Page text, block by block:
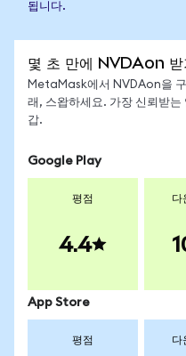
됩니다.
몇 초 만에 NVDAon 받
MetaMask에서 NVDAon을 구
래, 스왑하세요. 가장 신뢰받는
갑.
Google Play
평점
4.4
다
App Store
평점 다